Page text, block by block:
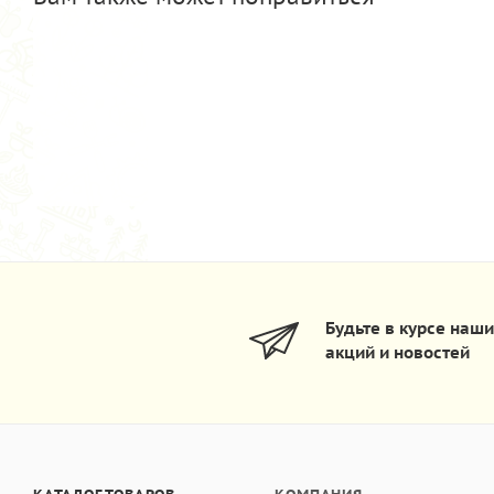
Будьте в курсе
акций и новостей